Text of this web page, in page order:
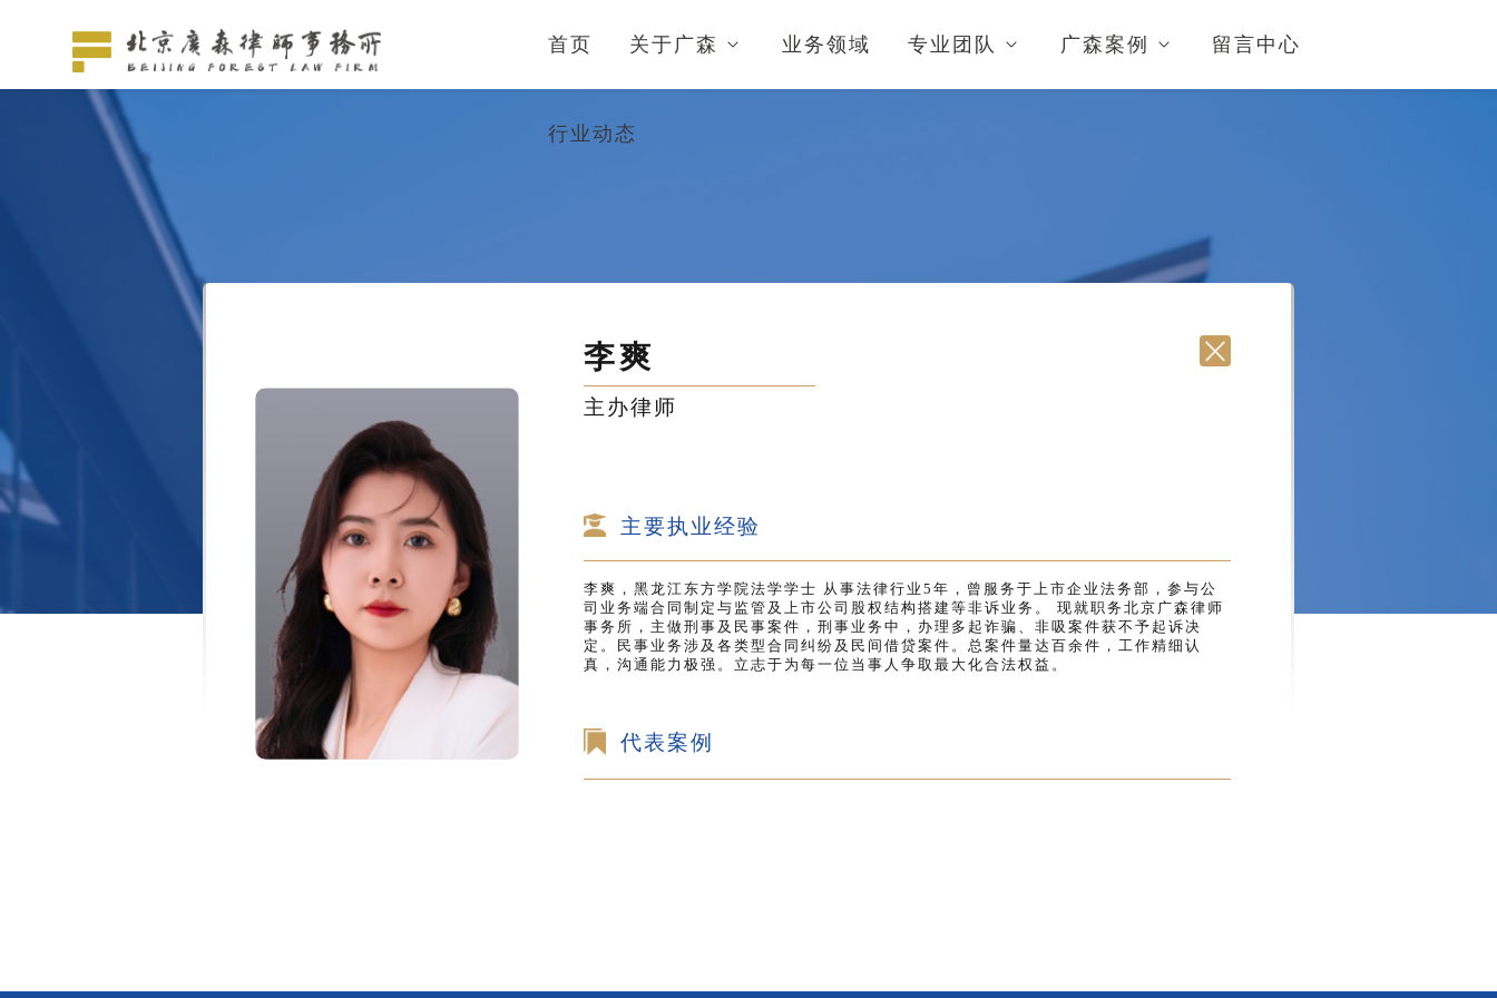
首页 关于广森 业务领域 专业团队 广森案例 留言中心
行业动态
李爽
主办律师
主要执业经验
李爽，黑龙江东方学院法学学士 从事法律行业5年，曾服务于上市企业法务部，参与公
司业务端合同制定与监管及上市公司股权结构搭建等非诉业务。 现就职务北京广森律师
事务所，主做刑事及民事案件，刑事业务中，办理多起诈骗、非吸案件获不予起诉决
定。民事业务涉及各类型合同纠纷及民间借贷案件。总案件量达百余件，工作精细认
真，沟通能力极强。立志于为每一位当事人争取最大化合法权益。
代表案例